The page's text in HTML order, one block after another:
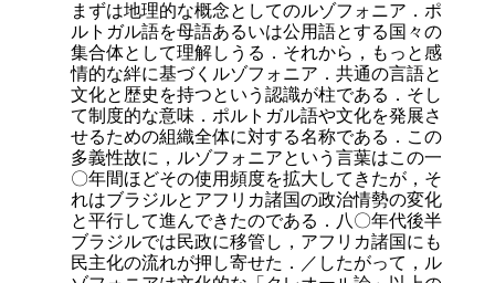
まずは地理的な概念としてのルゾフォニア．ポ
ルトガル語を母語あるいは公用語とする国々の
集合体として理解しうる．それから，もっと感
情的な絆に基づくルゾフォニア．共通の言語と
文化と歴史を持つという認識が柱である．そし
て制度的な意味．ポルトガル語や文化を発展さ
せるための組織全体に対する名称である．この
多義性故に，ルゾフォニアという言葉はこの一
〇年間ほどその使用頻度を拡大してきたが，そ
れはブラジルとアフリカ諸国の政治情勢の変化
と平行して進んできたのである．八〇年代後半
ブラジルでは民政に移管し，アフリカ諸国にも
民主化の流れが押し寄せた．／したがって，ル